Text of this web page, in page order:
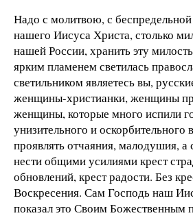
Надо с молитвою, с
нашего Иисуса Христа, столько
нашей России, хранить эту
ярким пламенем светилась
светильником являетесь вы,
женщины-христианки, женщины
женщины, которые много испили
унизительного и оскорбительного
проявлять отчаяния, малодушия, а
нести общими усилиями крест
обновлений, крест радости. Без
Воскресения. Сам Господь наш
показал это Своим Божественным